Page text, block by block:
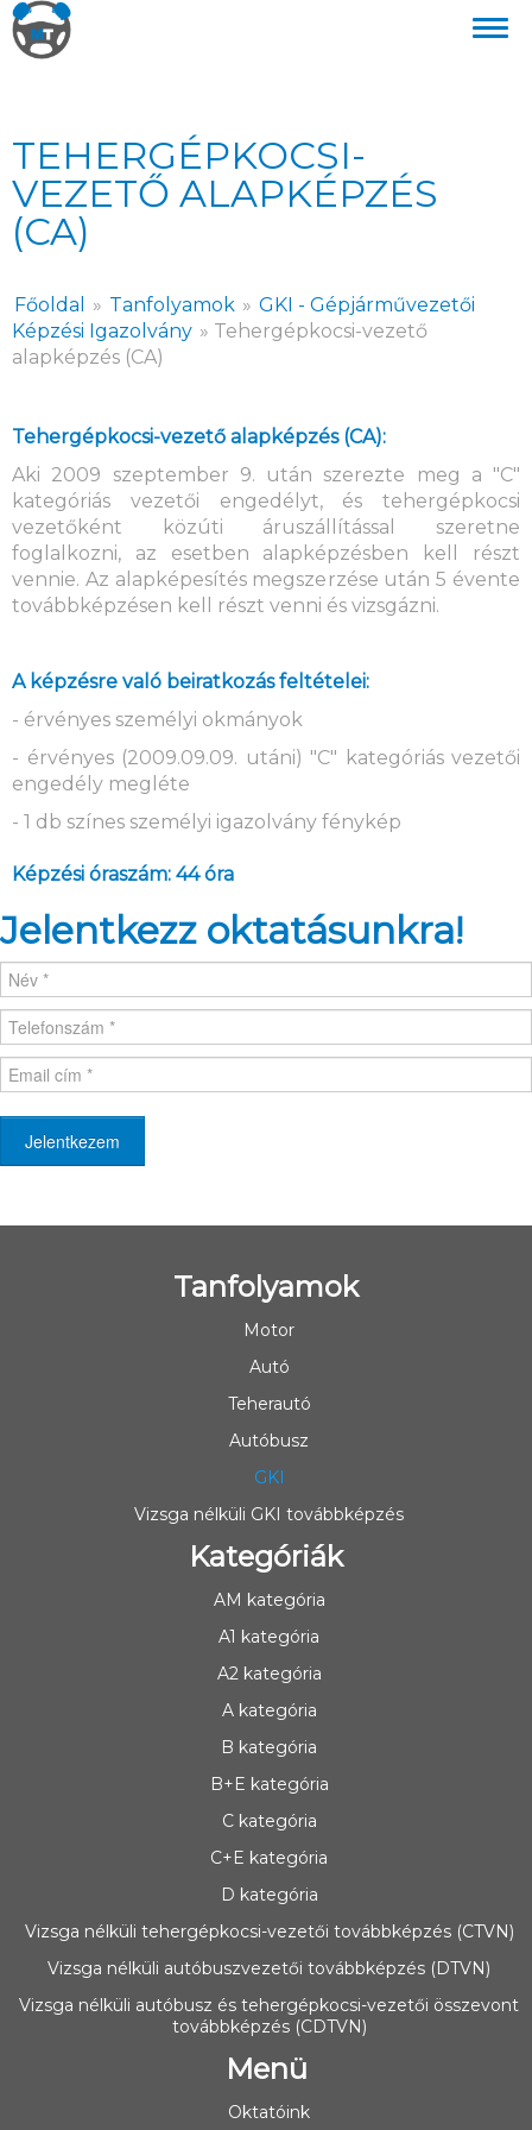
TEHERGÉPKOCSI-
VEZETŐ ALAPKÉPZÉS
(CA)
Főoldal » Tanfolyamok » GKI - Gépjárművezetői
Képzési Igazolvány » Tehergépkocsi-vezető
alapképzés (CA)
Tehergépkocsi-vezető alapképzés (CA):
Aki 2009 szeptember 9. után szerezte meg a "C"
kategóriás vezetői engedélyt, és tehergépkocsi
vezetőként közúti áruszállítással szeretne
foglalkozni, az esetben alapképzésben kell részt
vennie. Az alapképesítés megszerzése után 5 évente
továbbképzésen kell részt venni és vizsgázni.
A képzésre való beiratkozás feltételei:
- érvényes személyi okmányok
- érvényes (2009.09.09. utáni) "C" kategóriás vezetői
engedély megléte
- 1 db színes személyi igazolvány fénykép
Képzési óraszám: 44 óra
Jelentkezz oktatásunkra!
Jelentkezem
Tanfolyamok
Motor
Autó
Teherautó
Autóbusz
GKI
Vizsga nélküli GKI továbbképzés
Kategóriák
AM kategória
A1 kategória
A2 kategória
A kategória
B kategória
B+E kategória
C kategória
C+E kategória
D kategória
Vizsga nélküli tehergépkocsi-vezetői továbbképzés (CTVN)
Vizsga nélküli autóbuszvezetői továbbképzés (DTVN)
Vizsga nélküli autóbusz és tehergépkocsi-vezetői összevont
továbbképzés (CDTVN)
Menü
Oktatóink